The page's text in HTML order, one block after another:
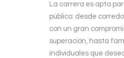
La carrera es apta
público: desde
con un gran
superación, hasta
individuales que